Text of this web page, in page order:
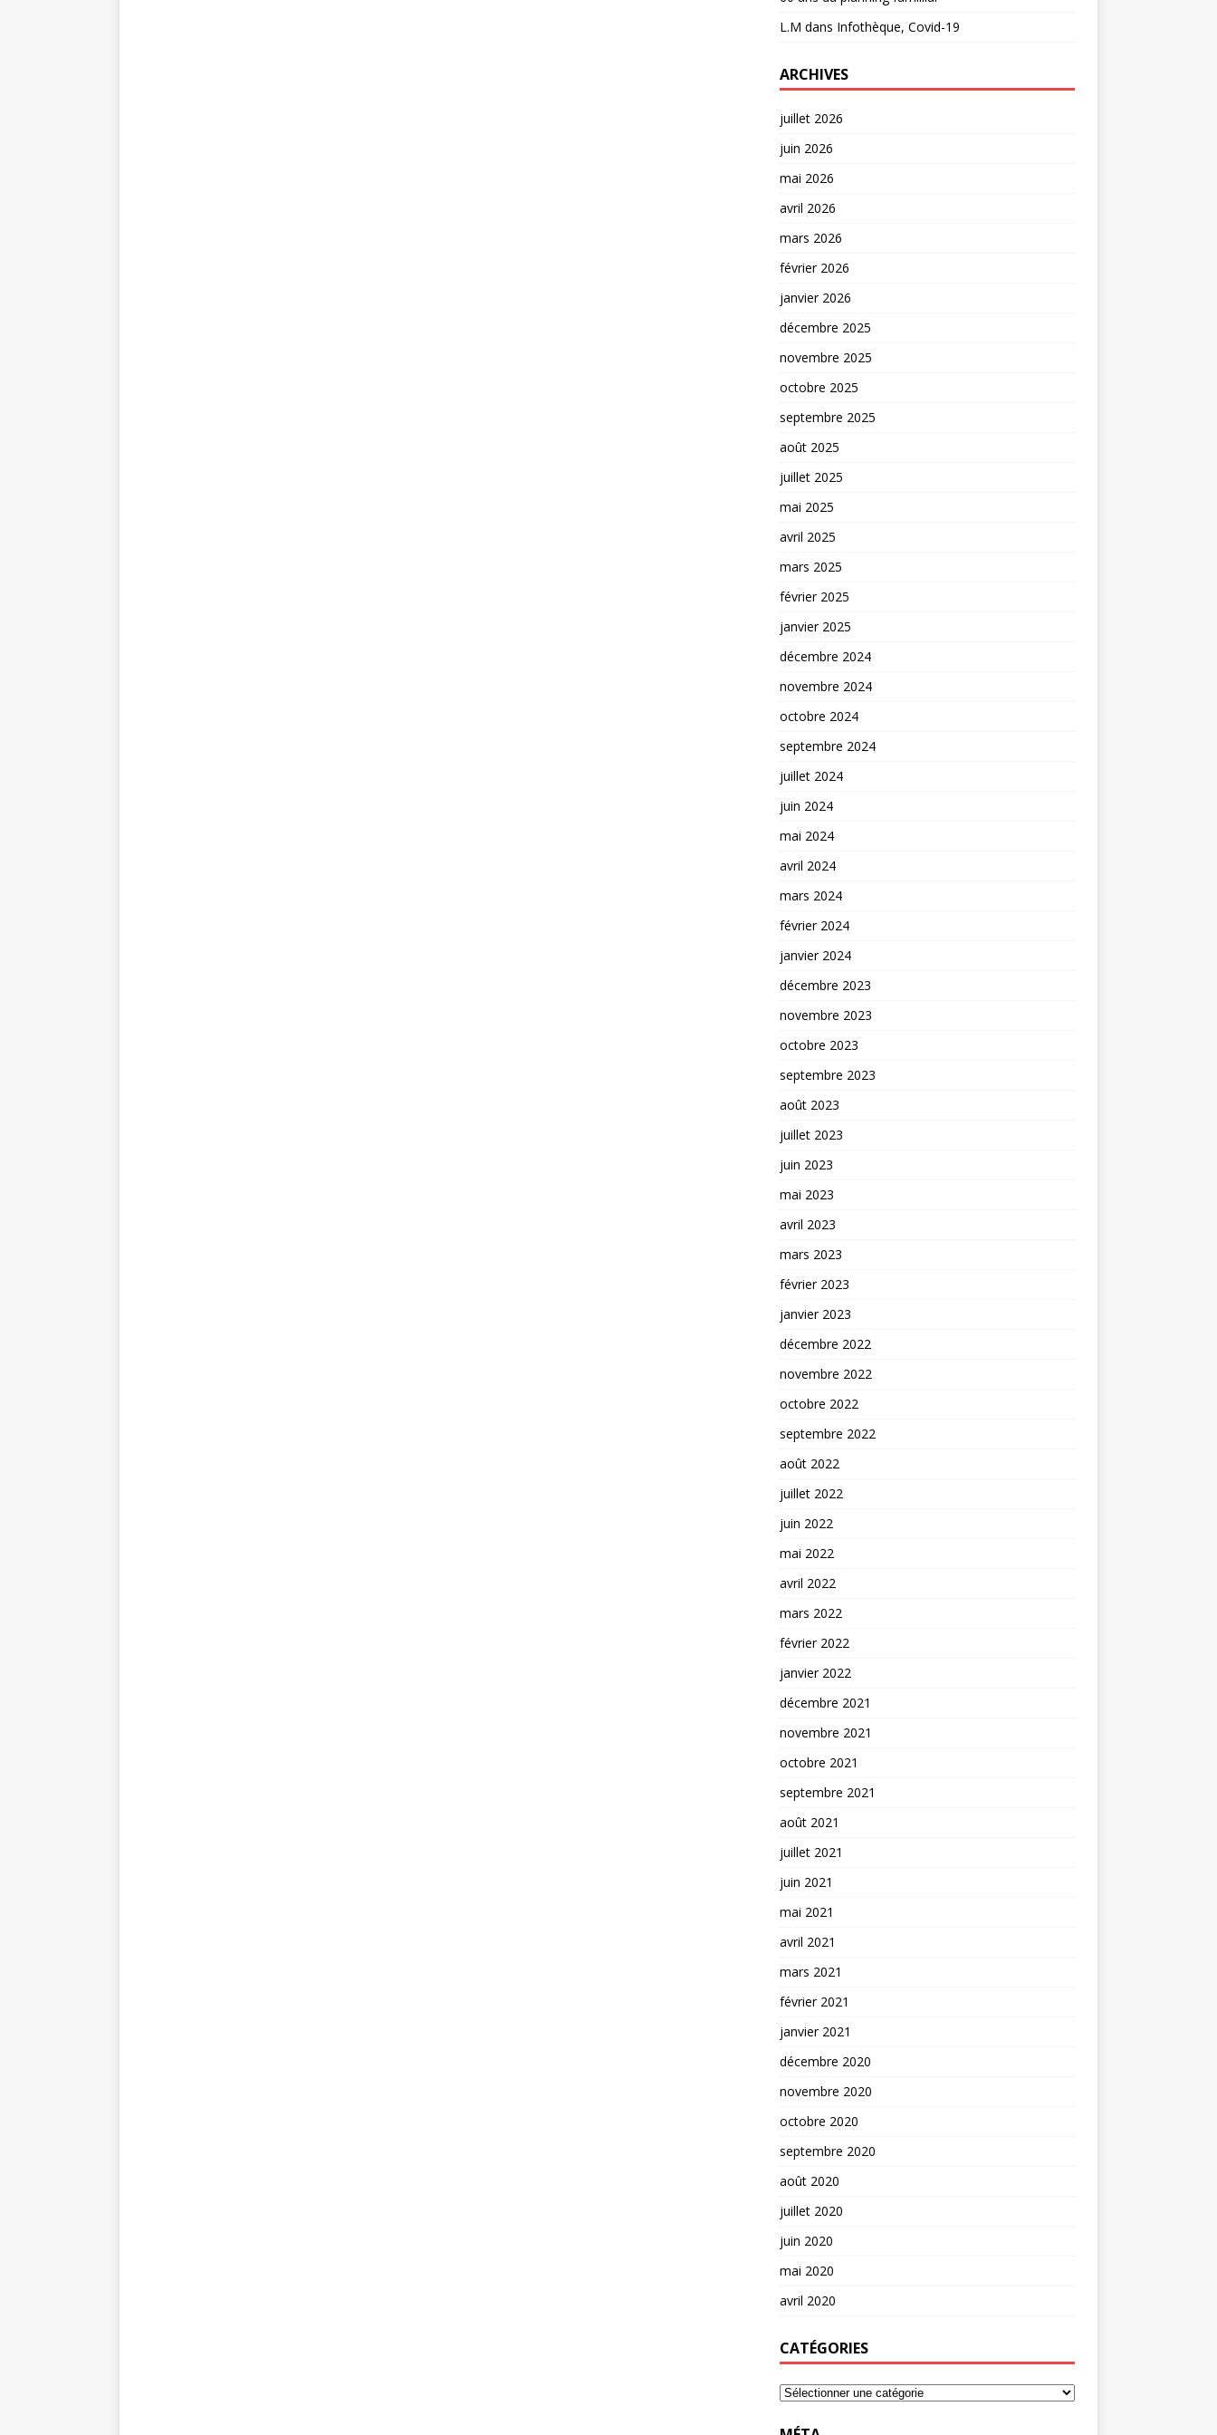
L.M dans Infothèque, Covid-19
ARCHIVES
juillet 2026
juin 2026
mai 2026
avril 2026
mars 2026
février 2026
janvier 2026
décembre 2025
novembre 2025
octobre 2025
septembre 2025
août 2025
juillet 2025
mai 2025
avril 2025
mars 2025
février 2025
janvier 2025
décembre 2024
novembre 2024
octobre 2024
septembre 2024
juillet 2024
juin 2024
mai 2024
avril 2024
mars 2024
février 2024
janvier 2024
décembre 2023
novembre 2023
octobre 2023
septembre 2023
août 2023
juillet 2023
juin 2023
mai 2023
avril 2023
mars 2023
février 2023
janvier 2023
décembre 2022
novembre 2022
octobre 2022
septembre 2022
août 2022
juillet 2022
juin 2022
mai 2022
avril 2022
mars 2022
février 2022
janvier 2022
décembre 2021
novembre 2021
octobre 2021
septembre 2021
août 2021
juillet 2021
juin 2021
mai 2021
avril 2021
mars 2021
février 2021
janvier 2021
décembre 2020
novembre 2020
octobre 2020
septembre 2020
août 2020
juillet 2020
juin 2020
mai 2020
avril 2020
CATÉGORIES